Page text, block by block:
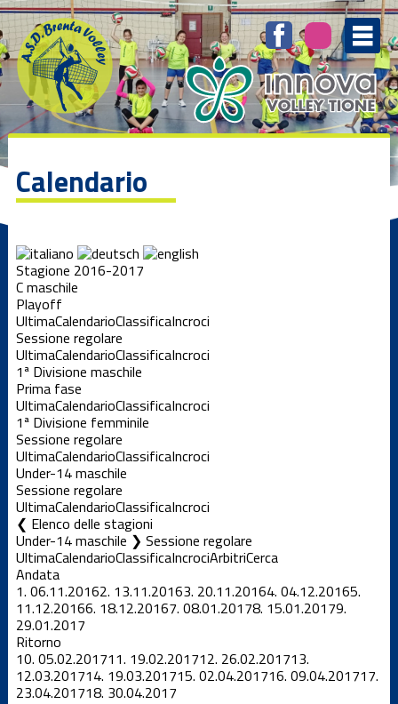
Calendario
Stagione 2016-2017
C maschile
Playoff
UltimaCalendarioClassificaIncroci
Sessione regolare
UltimaCalendarioClassificaIncroci
1ª Divisione maschile
Prima fase
UltimaCalendarioClassificaIncroci
1ª Divisione femminile
Sessione regolare
UltimaCalendarioClassificaIncroci
Under-14 maschile
Sessione regolare
UltimaCalendarioClassificaIncroci
Elenco delle stagioni
Under-14 maschile ❯ Sessione regolare
UltimaCalendarioClassificaIncrociArbitriCerca
Andata
1. 06.11.20162. 13.11.20163. 20.11.20164. 04.12.20165.
11.12.20166. 18.12.20167. 08.01.20178. 15.01.20179.
29.01.2017
Ritorno
10. 05.02.201711. 19.02.201712. 26.02.201713.
12.03.201714. 19.03.201715. 02.04.201716. 09.04.201717.
23.04.201718. 30.04.2017